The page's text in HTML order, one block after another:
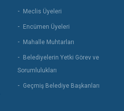
Meclis Üyeleri
Encümen Üyeleri
Mahalle Muhtarları
Belediyelerin Yetki Görev ve
Sorumlulukları
Geçmiş Belediye Başkanları